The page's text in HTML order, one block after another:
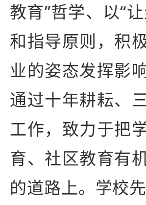
教育”哲学、以“
和指导原则，积
业的姿态发挥影
通过十年耕耘、
工作，致力于把
育、社区教育有
的道路上。学校